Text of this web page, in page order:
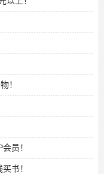
！
员！
书！